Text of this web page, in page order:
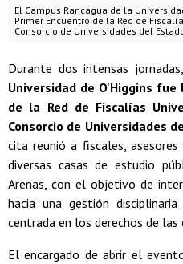
El Campus Rancagua de la
Primer Encuentro de la Red de
Consorcio de Universidades del
Durante dos intensas
Universidad de O'Higgins
de la Red de Fiscalías
Consorcio de Universidades
cita reunió a fiscales,
diversas casas de estudio
Arenas, con el objetivo de
hacia una gestión
centrada en los derechos de las
El encargado de abrir el